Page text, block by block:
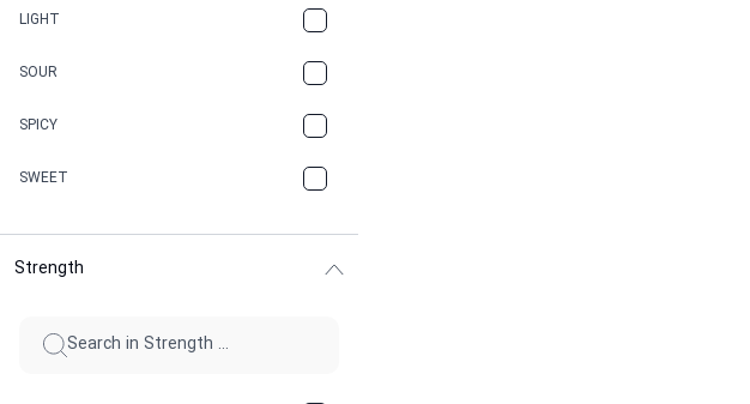
CANNABIS
CARAMEL
CHAMPAGNE
CHERRY
CINNAMON
LIGHT
SOUR
SPICY
SWEET
Strength